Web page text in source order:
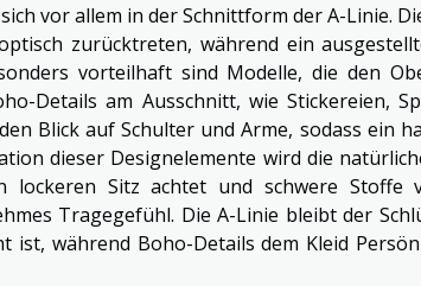
vor allem in der Schnittform der A-Linie.
zurücktreten, während ein
vorteilhaft sind Modelle, die den
Details am Ausschnitt, wie Stickereien,
Blick auf Schulter und Arme, sodass ein
dieser Designelemente wird die
Sitz achtet und schwere Stoffe
Tragegefühl. Die A-Linie bleibt der
ist, während Boho-Details dem Kleid